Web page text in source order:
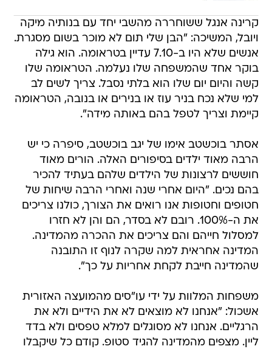
קרינה אנגל ששוחררה מהשבי יחד עם בנותיה מיקה
ויובל, המשיכה: "הבן שלי תום לא מוכר בשום מסגרת.
אנשים שלא היו ב-7.10 עדיין בטראומה. הוא גילה
בוקר אחד שהמשפחה שלו נעלמה. הטראומה שלו
קשה והיום יום שלו הוא בלתי נסבל. צריך לשים לב
למי שלא נכח בניר עוז או בנירים או בנובה, הטראומה
קיימת וצריך לטפל בהם באותה מידה".
אסתר בוכשטב אימו של יגב בוכשטב, סיפרה כי יש
הרבה מאוד ילדים בסיפורים האלה. הורים מאוד
חוששים לרצונות של הילדים שלהם בעתיד להכיר
בהם נכים. "היום אחרי שנה ואחרי הרבה שיחות של
חטופים וחטופות אנו רואים את הצורך, כולנו צריכים
את ה-100%. רובם לא בסדר, הם והן לא חזרו
למסלול חייהם והם צריכים את ההכרה מהמדינה.
המדינה אחראית למה שקרה לנוף זו התובנה
שהמדינה חייבת לקחת אחריות על כך".
משפחות המלוות על ידי עו"סים מהמועצה האזורית
אשכול: "אנחנו לא מוצאים לא את הידיים ולא את
הרגליים. אנחנו לא מסוגלים למלא טפסים ולא בדד
ליין. מצפים מהמדינה להגיד סטופ. קודם כל שיקבלו